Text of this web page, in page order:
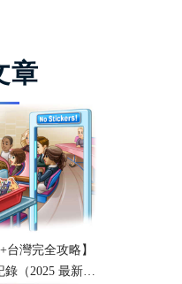
章
台灣完全攻略】
（2025 最新教